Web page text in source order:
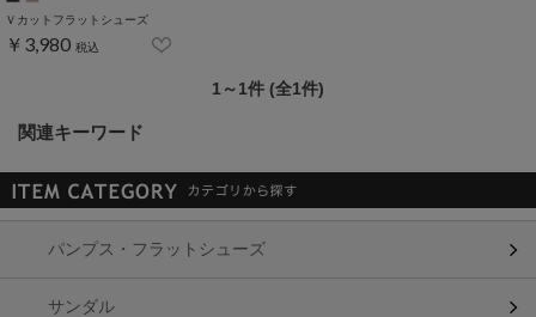
Ｖカットフラットシューズ
￥3,980 税込
1～1件 (全1件)
関連キーワード
パンプス・フラットシューズ
サンダル